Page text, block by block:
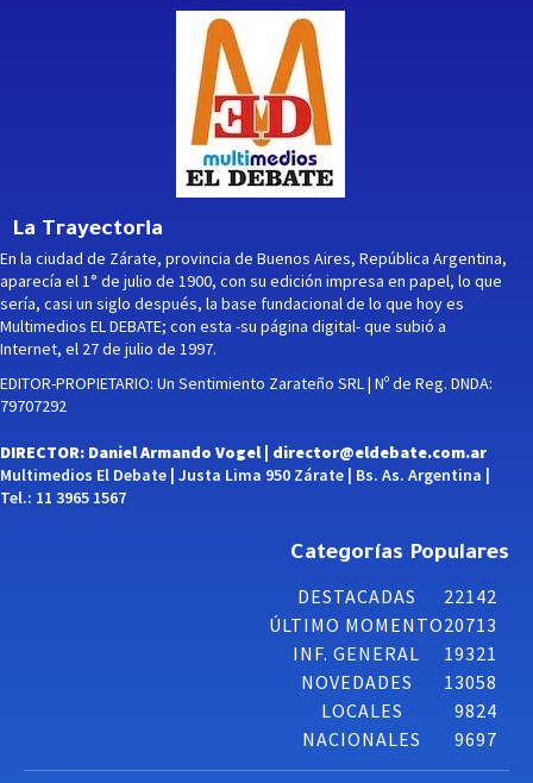
La Trayectoria
En la ciudad de Zárate, provincia de Buenos Aires, República Argentina,
aparecía el 1° de julio de 1900, con su edición impresa en papel, lo que
sería, casi un siglo después, la base fundacional de lo que hoy es
Multimedios EL DEBATE; con esta -su página digital- que subió a
Internet, el 27 de julio de 1997.
EDITOR-PROPIETARIO: Un Sentimiento Zarateño SRL | Nº de Reg. DNDA:
79707292
DIRECTOR: Daniel Armando Vogel | director@eldebate.com.ar
Multimedios El Debate | Justa Lima 950 Zárate | Bs. As. Argentina |
Tel.: 11 3965 1567
Categorías Populares
DESTACADAS
22142
ÚLTIMO MOMENTO20713
INF. GENERAL
19321
NOVEDADES
13058
LOCALES
9824
NACIONALES
9697